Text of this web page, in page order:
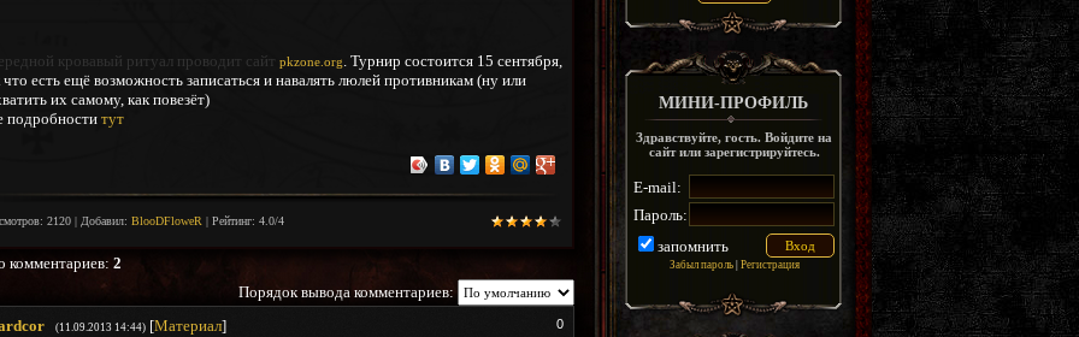
кровавый ритуал проводит сайт pkzone.org. Турнир состоится 15 сентября,
что есть ещё возможность записаться и навалять люлей противникам (ну или
их самому, как повезёт)
подробности тут
: 2120 | Добавил: BlooDFloweR | Рейтинг: 4.0/4
комментариев: 2
Порядок вывода комментариев:
0
(11.09.2013 14:44) [Материал]
МИНИ-ПРОФИЛЬ
Здравствуйте, гость. Войдите на
сайт или зарегистрируйтесь.
E-mail:
Пароль:
запомнить
Забыл пароль| Регистрация